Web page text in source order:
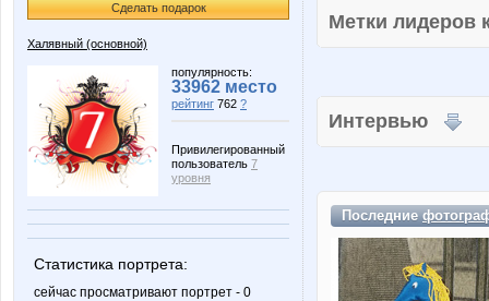
Сделать подарок
Халявный (основной)
популярность:
33962 место
рейтинг 762 ?
Привилегированный
пользователь 7
уровня
Статистика портрета:
сейчас просматривают портрет - 0
Метки
Интервью
Последние